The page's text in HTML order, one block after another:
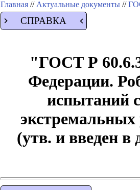
Главная // Актуальные документы //
СПРАВКА
"ГОСТ Р
Федерации.
испытаний
(утв. и введен в